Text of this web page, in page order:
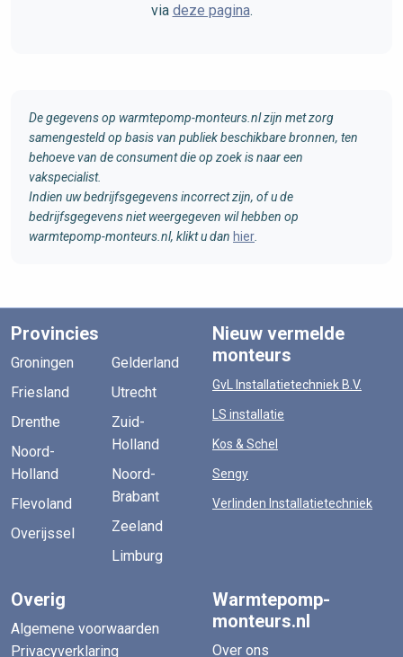
via deze pagina.
De gegevens op warmtepomp-monteurs.nl zijn met zorg
samengesteld op basis van publiek beschikbare bronnen, ten
behoeve van de consument die op zoek is naar een
vakspecialist.
Indien uw bedrijfsgegevens incorrect zijn, of u de
bedrijfsgegevens niet weergegeven wil hebben op
warmtepomp-monteurs.nl, klikt u dan hier
Provincies
Groningen
Friesland
Drenthe
Noord-
Holland
Flevoland
Overijssel
Gelderland
Utrecht
Zuid-
Holland
Noord-
Brabant
Zeeland
Limburg
Nieuw vermelde
monteurs
GvL Installatietechniek B.V.
LS installatie
Kos & Schel
Sengy
Verlinden Installatietechniek
Overig
Algemene voorwaarden
Privacyverklaring
Warmtepomp-
monteurs.nl
Over ons